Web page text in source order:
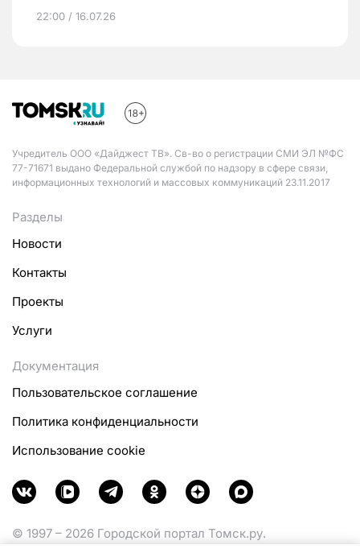
22:00 / 16.07.26
Учредитель ООО «Дайджест ТВ». Св-во о регистрации СМИ ЭЛ №ФС
77-71671 выдано Федеральной службой по надзору в сфере связи,
информационных технологий и массовых коммуникаций 23.11.2017
Разделы
Новости
Контакты
Проекты
Услуги
Документация
Пользовательское соглашение
Политика конфиденциальности
Использование cookie
© 1997 – 2026 Городской портал Томск.ру.